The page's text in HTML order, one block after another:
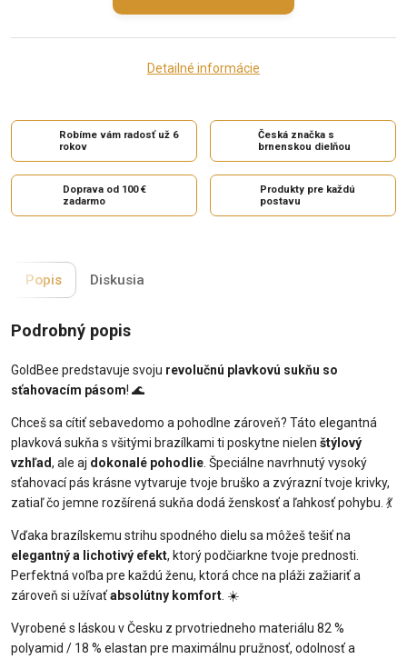
Detailné informácie
Robíme vám radosť už 6
rokov
Česká značka s
brnenskou dielňou
Doprava od 100 €
zadarmo
Produkty pre každú
postavu
Popis Diskusia
Podrobný popis
GoldBee predstavuje svoju revolučnú plavkovú sukňu so
sťahovacím pásom! 🌊
Chceš sa cítiť sebavedomo a pohodlne zároveň? Táto elegantná
plavková sukňa s všitými brazílkami ti poskytne nielen štýlový
vzhľad, ale aj dokonalé pohodlie . Špeciálne navrhnutý vysoký
sťahovací pás krásne vytvaruje tvoje bruško a zvýrazní tvoje krivky,
zatiaľ čo jemne rozšírená sukňa dodá ženskosť a ľahkosť pohybu. 💃
Vďaka brazílskemu strihu spodného dielu sa môžeš tešiť na
elegantný a lichotivý efekt, ktorý podčiarkne tvoje prednosti.
Perfektná voľba pre každú ženu, ktorá chce na pláži zažiariť a
zároveň si užívaťabsolútny komfort . ☀️
Vyrobené s láskou v Česku z prvotriedneho materiálu 82 %
polyamid / 18 % elastan pre maximálnu pružnosť, odolnosť a